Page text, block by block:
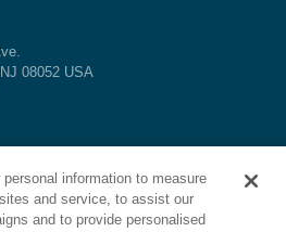
08052 USA
information to measure
and service, to assist our
and to provide personalised